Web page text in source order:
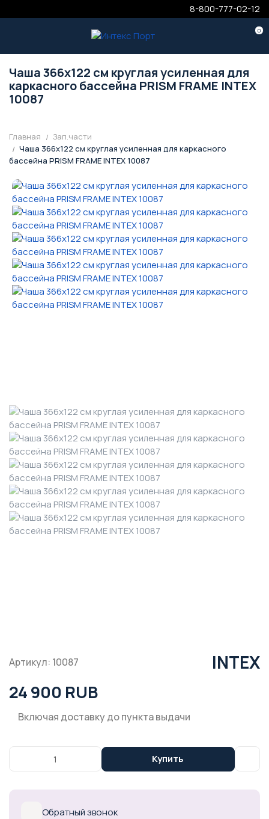
8-800-777-02-12
0
Чаша 366x122 см круглая усиленная для
каркасного бассейна PRISM FRAME INTEX
10087
Главная
Зап.части
Чаша 366x122 см круглая усиленная для каркасного
бассейна PRISM FRAME INTEX 10087
Артикул: 10087 INTEX
24 900 RUB
Включая доставку до пункта выдачи
Купить
Обратный звонок